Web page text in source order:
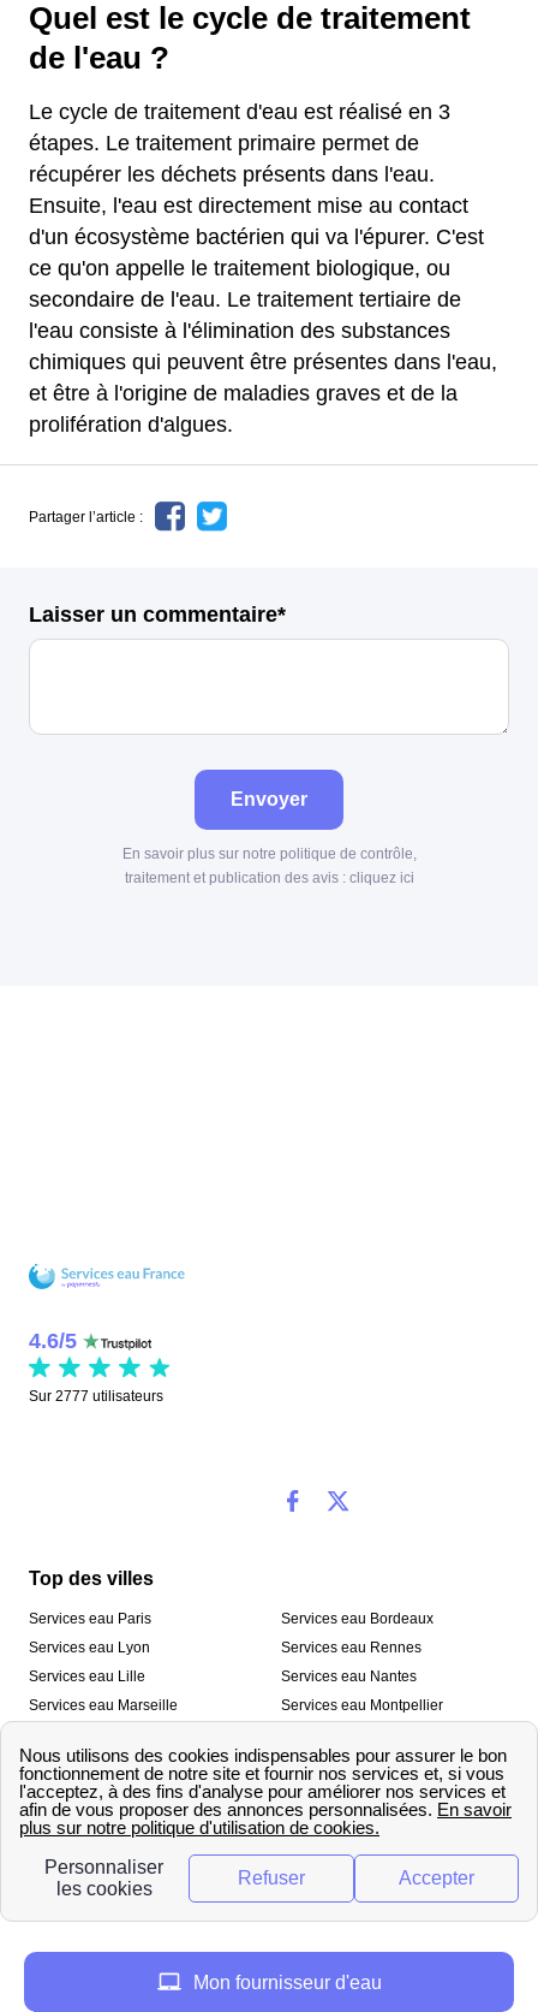
Quel est le cycle de traitement
de l'eau ?
Le cycle de traitement d'eau est réalisé en 3
étapes. Le traitement primaire permet de
récupérer les déchets présents dans l'eau.
Ensuite, l'eau est directement mise au contact
d'un écosystème bactérien qui va l'épurer. C'est
ce qu'on appelle le traitement biologique, ou
secondaire de l'eau. Le traitement tertiaire de
l'eau consiste à l'élimination des substances
chimiques qui peuvent être présentes dans l'eau,
et être à l'origine de maladies graves et de la
prolifération d'algues.
Partager l’article :
Laisser un commentaire*
Envoyer
En savoir plus sur notre politique de contrôle,
traitement et publication des avis : cliquez ici
4.6/5
Sur 2777 utilisateurs
Top des villes
Services eau Paris
Services eau Lyon
Services eau Lille
Services eau Marseille
Services eau Toulon
Services eau Bordeaux
Services eau Rennes
Services eau Nantes
Services eau Montpellier
Services eau Strasbourg
Nos outils
🛁 Simulateur consommation eau
💧 Comparer les fournisseurs
d’eau
Qui sommes-nous ?
Mon fournisseur d'eau